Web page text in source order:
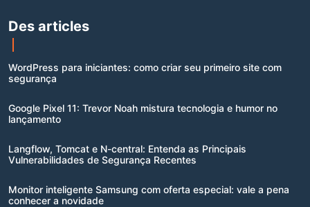
Des articles
WordPress para iniciantes: como criar seu primeiro site com
segurança
Google Pixel 11: Trevor Noah mistura tecnologia e humor no
lançamento
Langflow, Tomcat e N-central: Entenda as Principais
Vulnerabilidades de Segurança Recentes
Monitor inteligente Samsung com oferta especial: vale a pena
conhecer a novidade